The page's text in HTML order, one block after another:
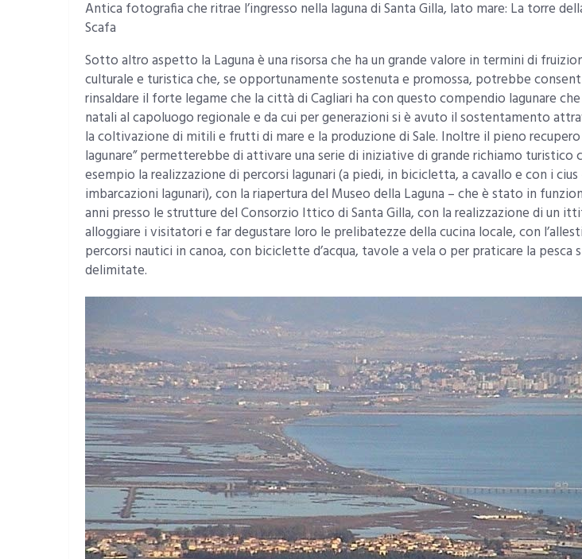
Antica fotografia che ritrae l’ingresso nella laguna di Santa Gilla, lato mare: La torre
Scafa
Sotto altro aspetto la Laguna è una risorsa che ha un grande valore in termini di
culturale e turistica che, se opportunamente sostenuta e promossa, potrebbe
rinsaldare il forte legame che la città di Cagliari ha con questo compendio lagunare
natali al capoluogo regionale e da cui per generazioni si è avuto il sostentamento
la coltivazione di mitili e frutti di mare e la produzione di Sale. Inoltre il pieno recupero
lagunare” permetterebbe di attivare una serie di iniziative di grande richiamo turistico
esempio la realizzazione di percorsi lagunari (a piedi, in bicicletta, a cavallo e con i
imbarcazioni lagunari), con la riapertura del Museo della Laguna – che è stato in
anni presso le strutture del Consorzio Ittico di Santa Gilla, con la realizzazione di un
alloggiare i visitatori e far degustare loro le prelibatezze della cucina locale, con
percorsi nautici in canoa, con biciclette d’acqua, tavole a vela o per praticare la pesca
delimitate.